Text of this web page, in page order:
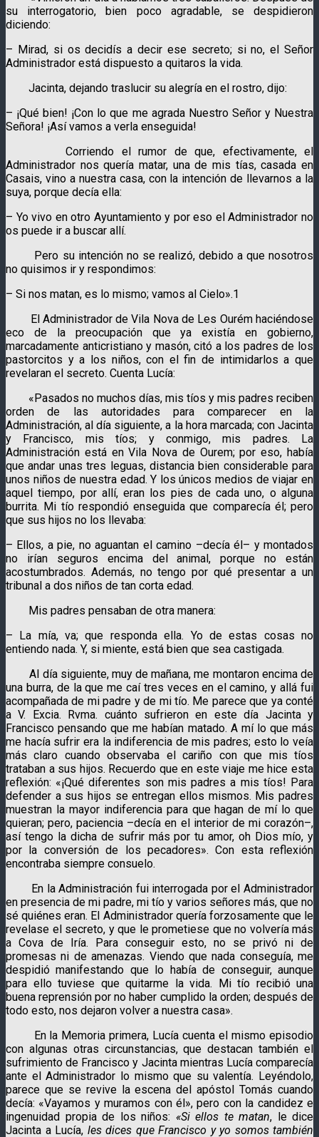
su interrogatorio, bien poco agradable, se despidieron
diciendo:
– Mirad, si os decidís a decir ese secreto; si no, el Señor
Administrador está dispuesto a quitaros la vida.
Jacinta, dejando traslucir su alegría en el rostro, dijo:
– ¡Qué bien! ¡Con lo que me agrada Nuestro Señor y Nuestra
Señora! ¡Así vamos a verla enseguida!
Corriendo el rumor de que, efectivamente, el
Administrador nos quería matar, una de mis tías, casada en
Casais, vino a nuestra casa, con la intención de llevarnos a la
suya, porque decía ella:
– Yo vivo en otro Ayuntamiento y por eso el Administrador no
os puede ir a buscar allí.
Pero su intención no se realizó, debido a que nosotros
no quisimos ir y respondimos:
– Si nos matan, es lo mismo; vamos al Cielo».1
El Administrador de Vila Nova de Les Ourém haciéndose
eco de la preocupación que ya existía en gobierno,
marcadamente anticristiano y masón, citó a los padres de los
pastorcitos y a los niños, con el fin de intimidarlos a que
revelaran el secreto. Cuenta Lucía:
«Pasados no muchos días, mis tíos y mis padres reciben
orden de las autoridades para comparecer en la
Administración, al día siguiente, a la hora marcada; con Jacinta
y Francisco, mis tíos; y conmigo, mis padres. La
Administración está en Vila Nova de Ourem; por eso, había
que andar unas tres leguas, distancia bien considerable para
unos niños de nuestra edad. Y los únicos medios de viajar en
aquel tiempo, por allí, eran los pies de cada uno, o alguna
burrita. Mi tío respondió enseguida que comparecía él; pero
que sus hijos no los llevaba:
– Ellos, a pie, no aguantan el camino –decía él– y montados
no irían seguros encima del animal, porque no están
acostumbrados. Además, no tengo por qué presentar a un
tribunal a dos niños de tan corta edad.
Mis padres pensaban de otra manera:
– La mía, va; que responda ella. Yo de estas cosas no
entiendo nada. Y, si miente, está bien que sea castigada.
Al día siguiente, muy de mañana, me montaron encima de
una burra, de la que me caí tres veces en el camino, y allá fui
acompañada de mi padre y de mi tío. Me parece que ya conté
a V. Excia. Rvma. cuánto sufrieron en este día Jacinta y
Francisco pensando que me habían matado. A mí lo que más
me hacía sufrir era la indiferencia de mis padres; esto lo veía
más claro cuando observaba el cariño con que mis tíos
trataban a sus hijos. Recuerdo que en este viaje me hice esta
reflexión: «¡Qué diferentes son mis padres a mis tíos! Para
defender a sus hijos se entregan ellos mismos. Mis padres
muestran la mayor indiferencia para que hagan de mí lo que
quieran; pero, paciencia –decía en el interior de mi corazón–,
así tengo la dicha de sufrir más por tu amor, oh Dios mío, y
por la conversión de los pecadores». Con esta reflexión
encontraba siempre consuelo.
En la Administración fui interrogada por el Administrador
en presencia de mi padre, mi tío y varios señores más, que no
sé quiénes eran. El Administrador quería forzosamente que le
revelase el secreto, y que le prometiese que no volvería más
a Cova de Iría. Para conseguir esto, no se privó ni de
promesas ni de amenazas. Viendo que nada conseguía, me
despidió manifestando que lo había de conseguir, aunque
para ello tuviese que quitarme la vida. Mi tío recibió una
buena reprensión por no haber cumplido la orden; después de
todo esto, nos dejaron volver a nuestra casa».
En la Memoria primera, Lucía cuenta el mismo episodio
con algunas otras circunstancias, que destacan también el
sufrimiento de Francisco y Jacinta mientras Lucía comparecía
ante el Administrador lo mismo que su valentía. Leyéndolo,
parece que se revive la escena del apóstol Tomás cuando
decía: «Vayamos y muramos con él», pero con la candidez e
ingenuidad propia de los niños: «Si ellos te matan, le dice
Jacinta a Lucía, les dices que Francisco y yo somos también